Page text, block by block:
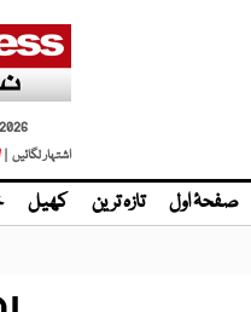
اشتہار لگائیں |
صفحۂ اول تازہ ترین کھیل